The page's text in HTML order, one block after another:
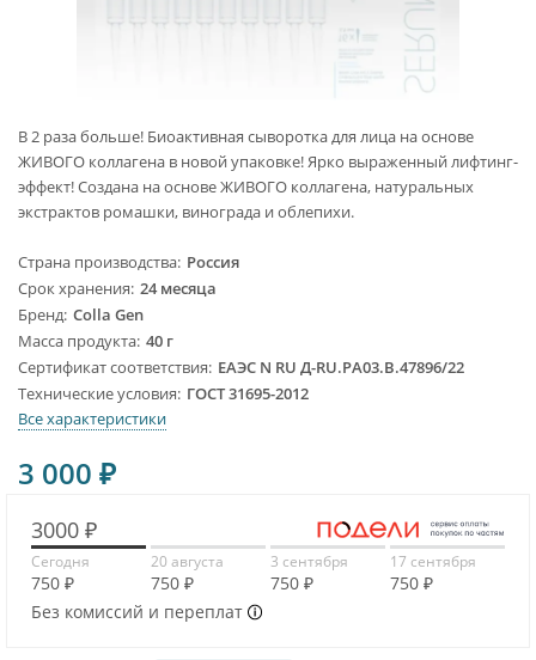
В 2 раза больше! Биоактивная сыворотка для лица на основе
ЖИВОГО коллагена в новой упаковке! Ярко выраженный лифтинг-
эффект! Создана на основе ЖИВОГО коллагена, натуральных
экстрактов ромашки, винограда и облепихи.
Страна производства Россия
Срок хранения 24 месяца
Бренд Colla Gen
Масса продукта 40 г
Сертификат соответствия ЕАЭС N RU Д-RU.PA03.B.47896/22
Технические условия ГОСТ 31695-2012
Все характеристики
3 000 ₽
3000 ₽
Сегодня
750 ₽
20 августа
750 ₽
3 сентября
750 ₽
17 сентября
750 ₽
Без комиссий и переплат